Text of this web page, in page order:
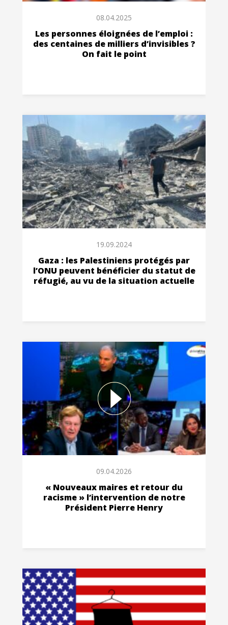
08.04.2025
Les personnes éloignées de l’emploi :
des centaines de milliers d’invisibles ?
On fait le point
19.09.2024
Gaza : les Palestiniens protégés par
l’ONU peuvent bénéficier du statut de
réfugié, au vu de la situation actuelle
09.04.2026
« Nouveaux maires et retour du
racisme » l’intervention de notre
Président Pierre Henry